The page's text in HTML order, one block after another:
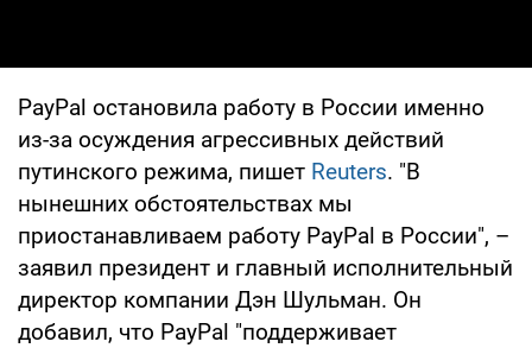
PayPal остановила работу в России именно
из-за осуждения агрессивных действий
путинского режима, пишет Reuters. "В
нынешних обстоятельствах мы
приостанавливаем работу PayPal в России", –
заявил президент и главный исполнительный
директор компании Дэн Шульман. Он
добавил, что PayPal "поддерживает